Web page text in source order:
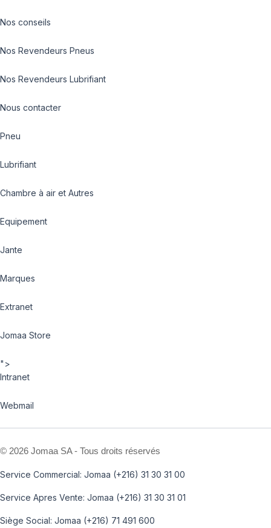
Nos conseils
Nos Revendeurs Pneus
Nos Revendeurs Lubrifiant
Nous contacter
Pneu
Lubrifiant
Chambre à air et Autres
Equipement
Jante
Marques
Extranet
Jomaa Store
">
Intranet
Webmail
© 2026 Jomaa SA - Tous droits réservés
Service Commercial: Jomaa (+216) 31 30 31 00
Service Apres Vente: Jomaa (+216) 31 30 31 01
Siège Social: Jomaa (+216) 71 491 600